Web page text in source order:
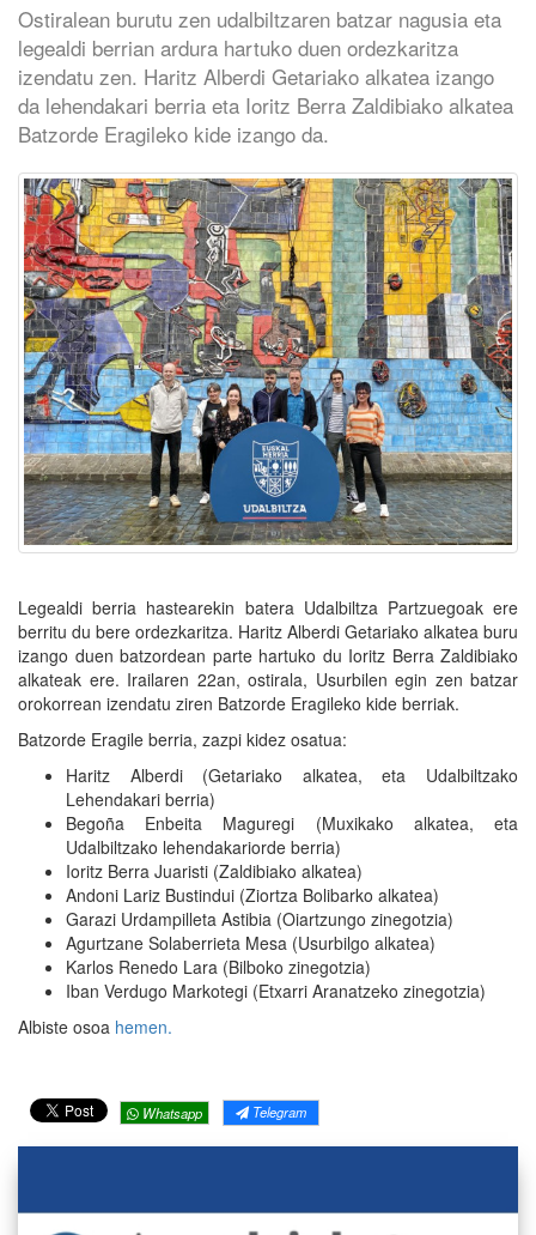
Ostiralean burutu zen udalbiltzaren batzar nagusia eta
legealdi berrian ardura hartuko duen ordezkaritza
izendatu zen. Haritz Alberdi Getariako alkatea izango
da lehendakari berria eta Ioritz Berra Zaldibiako alkatea
Batzorde Eragileko kide izango da.
Legealdi berria hastearekin batera Udalbiltza Partzuegoak ere
berritu du bere ordezkaritza. Haritz Alberdi Getariako alkatea buru
izango duen batzordean parte hartuko du Ioritz Berra Zaldibiako
alkateak ere. Irailaren 22an, ostirala, Usurbilen egin zen batzar
orokorrean izendatu ziren Batzorde Eragileko kide berriak.
Batzorde Eragile berria, zazpi kidez osatua:
Haritz Alberdi (Getariako alkatea, eta Udalbiltzako
Lehendakari berria)
Begoña Enbeita Maguregi (Muxikako alkatea, eta
Udalbiltzako lehendakariorde berria)
Ioritz Berra Juaristi (Zaldibiako alkatea)
Andoni Lariz Bustindui (Ziortza Bolibarko alkatea)
Garazi Urdampilleta Astibia (Oiartzungo zinegotzia)
Agurtzane Solaberrieta Mesa (Usurbilgo alkatea)
Karlos Renedo Lara (Bilboko zinegotzia)
Iban Verdugo Markotegi (Etxarri Aranatzeko zinegotzia)
Albiste osoa hemen.
Whatsapp Telegram